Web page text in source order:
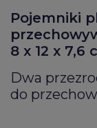
Pojemniki
8 x 12 x 7,6
Dwa
do